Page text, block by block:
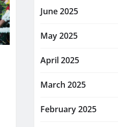
June 2025
May 2025
April 2025
March 2025
February 2025